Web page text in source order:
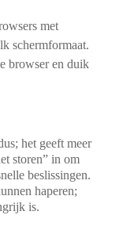
met
schermformaat.
browser en duik
het geeft meer
storen” in om
beslissingen.
haperen;
is.